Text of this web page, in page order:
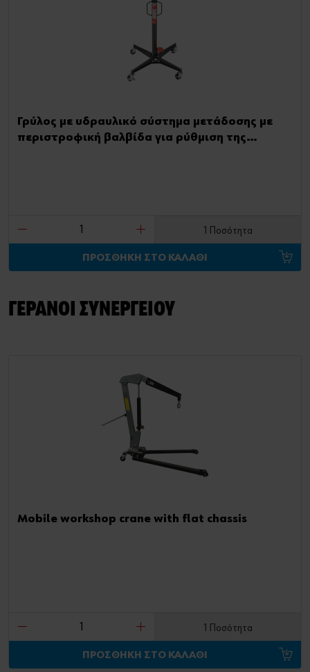
Γρύλος με υδραυλικό σύστημα μετάδοσης με
περιστροφική βαλβίδα για ρύθμιση της
1 Ποσότητα
ΠΡΟΣΘΗΚΗ ΣΤΟ ΚΑΛΑΘΙ
ΓΕΡΑΝΟΙ ΣΥΝΕΡΓΕΙΟΥ
Mobile workshop crane with flat chassis
1 Ποσότητα
ΠΡΟΣΘΗΚΗ ΣΤΟ ΚΑΛΑΘΙ